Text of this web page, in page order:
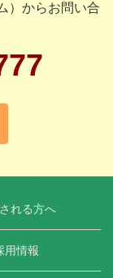
）からお問い合
れる方へ
用情報